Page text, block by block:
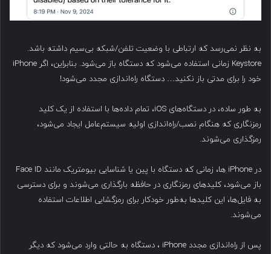
به نظر نمی‌رسد که ارتباطی با وضعیت تلفن/شبکه بی‌سیم داشته باشد.
Keystore زمانی استفاده می‌شود که دستگاه باز می‌شود. بنابراین، اگر iPhone
خود را برای مدتی باز نکنید… دستگاه راه‌اندازی مجدد می‌شود!
به طور ساده، در دستگاه‌های iOS، تمام داده‌ها با استفاده از یک کلید
رمزنگاری که هنگام نصب/راه‌اندازی اولیه سیستم‌عامل ایجاد می‌شود،
رمزگذاری می‌شوند.
در iPhone ها، زمانی که دستگاه با پین یا شناسایی بیومتریک مانند Face ID
باز می‌شود، کلیدهای رمزنگاری در حافظه بارگذاری می‌شوند و برای دسترسی
به فایل‌ها، این کلیدها به‌طور خودکار برای رمزگشایی اطلاعات استفاده
می‌شوند.
پس از راه‌اندازی مجدد iPhone ، دستگاه به حالتی وارد می‌شود که دیگر